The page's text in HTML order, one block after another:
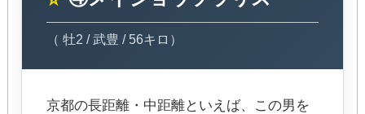
（ 牡2 / 武豊 / 56キロ）
京都の長距離・中距離といえば、この男を